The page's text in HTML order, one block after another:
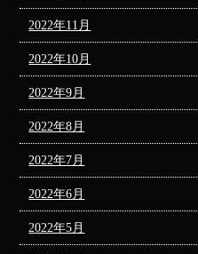
2022年11月
2022年10月
2022年9月
2022年8月
2022年7月
2022年6月
2022年5月